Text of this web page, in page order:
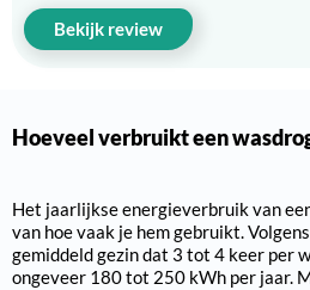
Bekijk review
Hoeveel verbruikt een
Het jaarlijkse energieverbruik van
van hoe vaak je hem gebruikt.
gemiddeld gezin dat 3 tot 4 keer per
ongeveer 180 tot 250 kWh per jaar.